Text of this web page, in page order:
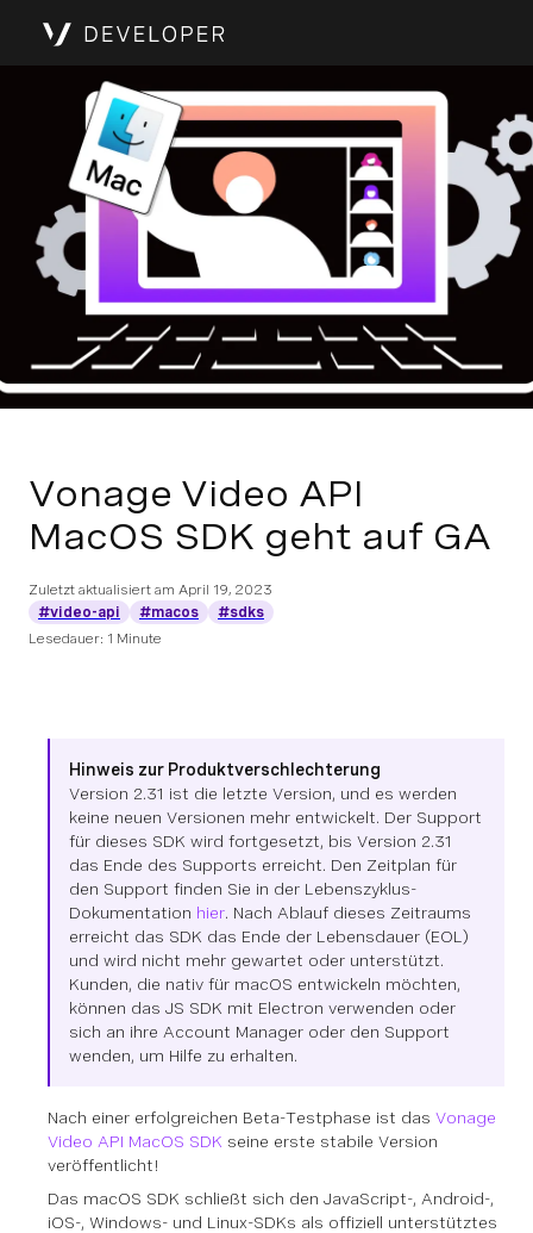
Vonage Video API
MacOS SDK geht auf GA
Zuletzt aktualisiert am April 19, 2023
#video-api
#macos
#sdks
Lesedauer: 1 Minute
Hinweis zur Produktverschlechterung
Version 2.31 ist die letzte Version, und es werden
keine neuen Versionen mehr entwickelt. Der Support
für dieses SDK wird fortgesetzt, bis Version 2.31
das Ende des Supports erreicht. Den Zeitplan für
den Support finden Sie in der Lebenszyklus-
Dokumentation hier. Nach Ablauf dieses Zeitraums
erreicht das SDK das Ende der Lebensdauer (EOL)
und wird nicht mehr gewartet oder unterstützt.
Kunden, die nativ für macOS entwickeln möchten,
können das JS SDK mit Electron verwenden oder
sich an ihre Account Manager oder den Support
wenden, um Hilfe zu erhalten.
Nach einer erfolgreichen Beta-Testphase ist das Vonage
Video API MacOS SDK seine erste stabile Version
veröffentlicht!
Das macOS SDK schließt sich den JavaScript-, Android-,
iOS-, Windows- und Linux-SDKs als offiziell unterstütztes